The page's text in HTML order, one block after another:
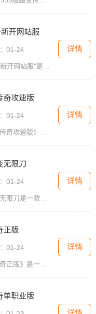
开网站服
01-24 详情
奇攻速版
01-24 详情
无限刀
01-24 详情
正版
01-24 详情
单职业版